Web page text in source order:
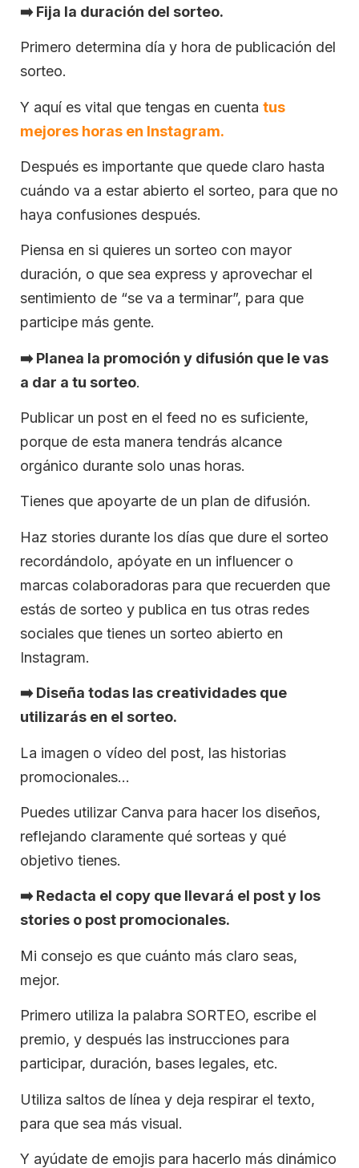
➡️Fija la duración del sorteo.
Primero determina día y hora de publicación del
sorteo.
Y aquí es vital que tengas en cuenta tus
mejores horas en Instagram.
Después es importante que quede claro hasta
cuándo va a estar abierto el sorteo, para que no
haya confusiones después.
Piensa en si quieres un sorteo con mayor
duración, o que sea express y aprovechar el
sentimiento de “se va a terminar”, para que
participe más gente.
➡️Planea la promoción y difusión que le vas
a dar a tu sorteo.
Publicar un post en el feed no es suficiente,
porque de esta manera tendrás alcance
orgánico durante solo unas horas.
Tienes que apoyarte de un plan de difusión.
Haz stories durante los días que dure el sorteo
recordándolo, apóyate en un influencer o
marcas colaboradoras para que recuerden que
estás de sorteo y publica en tus otras redes
sociales que tienes un sorteo abierto en
Instagram.
➡️Diseña todas las creatividades que
utilizarás en el sorteo.
La imagen o vídeo del post, las historias
promocionales…
Puedes utilizar Canva para hacer los diseños,
reflejando claramente qué sorteas y qué
objetivo tienes.
➡️Redacta el copy que llevará el post y los
stories o post promocionales.
Mi consejo es que cuánto más claro seas,
mejor.
Primero utiliza la palabra SORTEO, escribe el
premio, y después las instrucciones para
participar, duración, bases legales, etc.
Utiliza saltos de línea y deja respirar el texto,
para que sea más visual.
Y ayúdate de emojis para hacerlo más dinámico